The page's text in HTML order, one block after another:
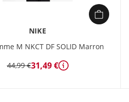
NIKE
M NKCT DF SOLID Marron
44,99 €31,49 € Détails